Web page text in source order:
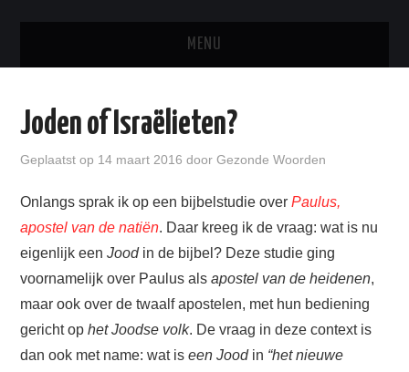
MENU
STUDIES
BOEKEN EN BROCHURES
ABC
AGENDA
Joden of Israëlieten?
Geplaatst op 14 maart 2016 doorGezonde Woorden
Onlangs sprak ik op een bijbelstudie overPaulus,
apostel van de natiën. Daar kreeg ik de vraag: wat is nu
eigenlijk eenJood in de bijbel? Deze studie ging
voornamelijk over Paulus als apostel van de heidenen,
maar ook over de twaalf apostelen, met hun bediening
gericht ophet Joodse volk. De vraag in deze context is
dan ook met name: wat iseen Joodin “het nieuwe